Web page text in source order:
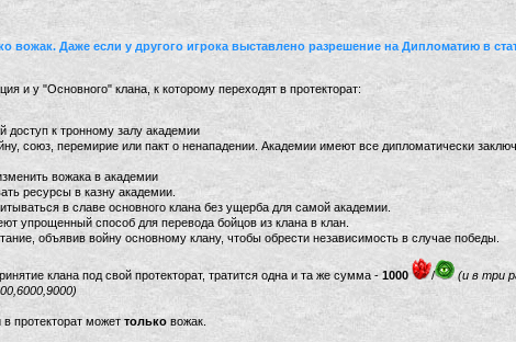
вожак. Даже если у другого игрока выставлено разрешение на Дипломатию в
и у "Основного" клана, к которому переходят в протекторат:
доступ к тронному залу академии
союз, перемирие или пакт о ненападении. Академии имеют все дипломатически
вожака в академии
ресурсы в казну академии.
в славе основного клана без ущерба для самой академии.
упрощенный способ для перевода бойцов из клана в клан.
объявив войну основному клану, чтобы обрести независимость в случае победы.
клана под свой протекторат, тратится одна и та же сумма -1000 /
(и в три
протекторат можеттолько вожак.